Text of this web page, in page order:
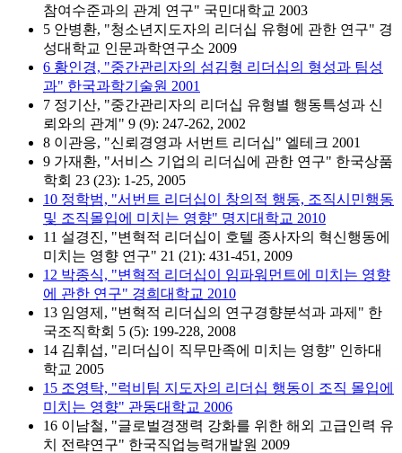
참여수준과의 관계 연구" 국민대학교 2003
5 안병환, "청소년지도자의 리더십 유형에 관한 연구" 경
성대학교 인문과학연구소 2009
6 황인경, "중간관리자의 섬김형 리더십의 형성과 팀성
과" 한국과학기술원 2001
7 정기산, "중간관리자의 리더십 유형별 행동특성과 신
뢰와의 관계" 9 (9): 247-262, 2002
8 이관응, "신뢰경영과 서번트 리더십" 엘테크 2001
9 가재환, "서비스 기업의 리더십에 관한 연구" 한국상품
학회 23 (23): 1-25, 2005
10 정학범, "서번트 리더십이 창의적 행동, 조직시민행동
및 조직몰입에 미치는 영향" 명지대학교 2010
11 설경진, "변혁적 리더십이 호텔 종사자의 혁신행동에
미치는 영향 연구" 21 (21): 431-451, 2009
12 박종식, "변혁적 리더십이 임파워먼트에 미치는 영향
에 관한 연구" 경희대학교 2010
13 임영제, "변혁적 리더십의 연구경향분석과 과제" 한
국조직학회 5 (5): 199-228, 2008
14 김휘섭, "리더십이 직무만족에 미치는 영향" 인하대
학교 2005
15 조영탁, "럭비팀 지도자의 리더십 행동이 조직 몰입에
미치는 영향" 관동대학교 2006
16 이남철, "글로벌경쟁력 강화를 위한 해외 고급인력 유
치 전략연구" 한국직업능력개발원 2009